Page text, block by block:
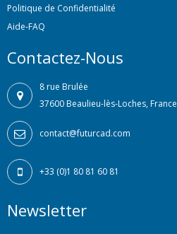
Politique de Confidentialité
Aide-FAQ
Contactez-Nous
8 rue Brulée
37600 Beaulieu-lès-Loches, France
contact@futurcad.com
+33 (0)1 80 81 60 81
Newsletter